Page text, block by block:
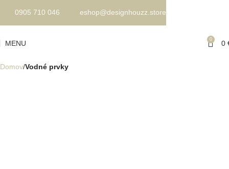
MENU 0 0
Domov Vodné prvky
0905 710 046 eshop@designhouzz.store